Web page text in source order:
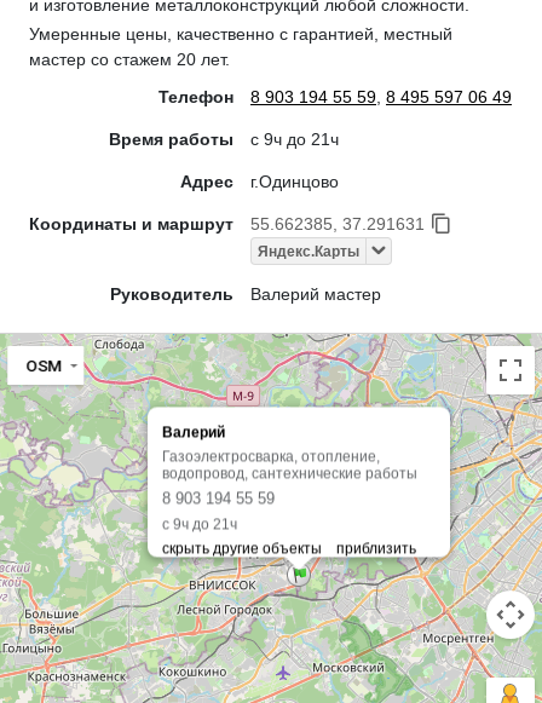
и изготовление металлоконструкций любой сложности.
Умеренные цены, качественно с гарантией, местный
мастер со стажем 20 лет.
Телефон
8 903 194 55 59 8 495 597 06 49
Время работы c 9ч до 21ч
Адрес г.Одинцово
Координаты и маршрут 55.662385, 37.291631
Яндекс.Карты
Руководитель Валерий мастер
Валерий
Газоэлектросварка, отопление,
водопровод, сантехнические работы
8 903 194 55 59
c 9ч до 21ч
OSM